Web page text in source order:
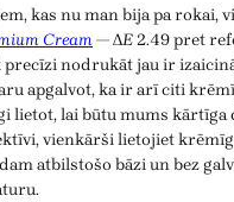
kas nu man bija pa rokai,
Cream— ΔE2.49 pret
precīzi nodrukāt jau ir
apgalvot, ka ir arī citi
lietot, lai būtu mums kārtīga
vienkārši lietojiet
atbilstošo bāzi un bez